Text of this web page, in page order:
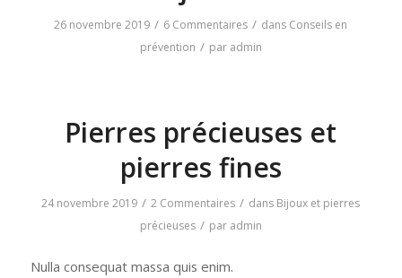
26 novembre 2019 / 6 Commentaires / dans Conseils en
prévention / par admin
Pierres précieuses et
pierres fines
24 novembre 2019 / 2 Commentaires / dans Bijoux et pierres
précieuses / par admin
Nulla consequat massa quis enim.